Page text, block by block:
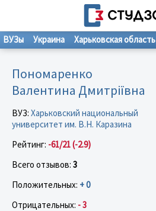
ВУЗы Украина Харьковская область
Пономаренко
Валентина Дмитріївна
ВУЗ: Харьковский национальный
университет им. В.Н. Каразина
Рейтинг: -61/21 (-2.9)
Всего отзывов: 3
Положительных: + 0
Отрицательных: - 3